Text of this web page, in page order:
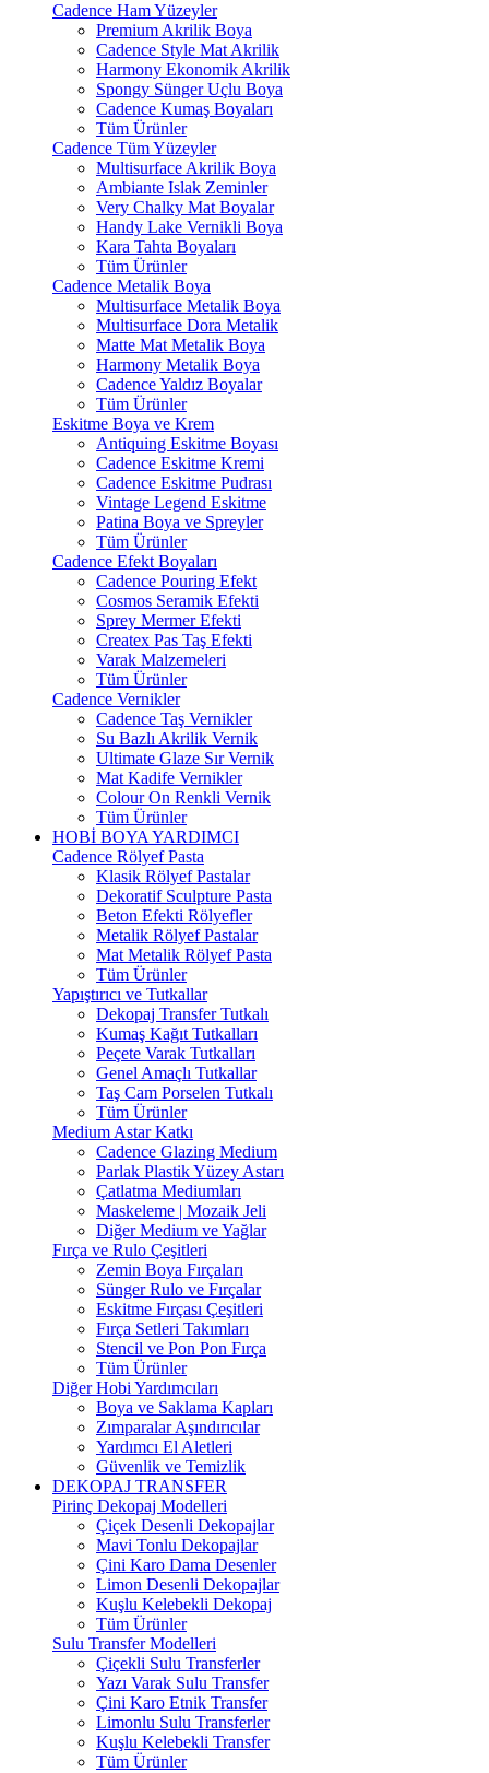
Cadence Ham Yüzeyler
Premium Akrilik Boya
Cadence Style Mat Akrilik
Harmony Ekonomik Akrilik
Spongy Sünger Uçlu Boya
Cadence Kumaş Boyaları
Tüm Ürünler
Cadence Tüm Yüzeyler
Multisurface Akrilik Boya
Ambiante Islak Zeminler
Very Chalky Mat Boyalar
Handy Lake Vernikli Boya
Kara Tahta Boyaları
Tüm Ürünler
Cadence Metalik Boya
Multisurface Metalik Boya
Multisurface Dora Metalik
Matte Mat Metalik Boya
Harmony Metalik Boya
Cadence Yaldız Boyalar
Tüm Ürünler
Eskitme Boya ve Krem
Antiquing Eskitme Boyası
Cadence Eskitme Kremi
Cadence Eskitme Pudrası
Vintage Legend Eskitme
Patina Boya ve Spreyler
Tüm Ürünler
Cadence Efekt Boyaları
Cadence Pouring Efekt
Cosmos Seramik Efekti
Sprey Mermer Efekti
Createx Pas Taş Efekti
Varak Malzemeleri
Tüm Ürünler
Cadence Vernikler
Cadence Taş Vernikler
Su Bazlı Akrilik Vernik
Ultimate Glaze Sır Vernik
Mat Kadife Vernikler
Colour On Renkli Vernik
Tüm Ürünler
HOBİ BOYA YARDIMCI
Cadence Rölyef Pasta
Klasik Rölyef Pastalar
Dekoratif Sculpture Pasta
Beton Efekti Rölyefler
Metalik Rölyef Pastalar
Mat Metalik Rölyef Pasta
Tüm Ürünler
Yapıştırıcı ve Tutkallar
Dekopaj Transfer Tutkalı
Kumaş Kağıt Tutkalları
Peçete Varak Tutkalları
Genel Amaçlı Tutkallar
Taş Cam Porselen Tutkalı
Tüm Ürünler
Medium Astar Katkı
Cadence Glazing Medium
Parlak Plastik Yüzey Astarı
Çatlatma Mediumları
Maskeleme | Mozaik Jeli
Diğer Medium ve Yağlar
Fırça ve Rulo Çeşitleri
Zemin Boya Fırçaları
Sünger Rulo ve Fırçalar
Eskitme Fırçası Çeşitleri
Fırça Setleri Takımları
Stencil ve Pon Pon Fırça
Tüm Ürünler
Diğer Hobi Yardımcıları
Boya ve Saklama Kapları
Zımparalar Aşındırıcılar
Yardımcı El Aletleri
Güvenlik ve Temizlik
DEKOPAJ TRANSFER
Pirinç Dekopaj Modelleri
Çiçek Desenli Dekopajlar
Mavi Tonlu Dekopajlar
Çini Karo Dama Desenler
Limon Desenli Dekopajlar
Kuşlu Kelebekli Dekopaj
Tüm Ürünler
Sulu Transfer Modelleri
Çiçekli Sulu Transferler
Yazı Varak Sulu Transfer
Çini Karo Etnik Transfer
Limonlu Sulu Transferler
Kuşlu Kelebekli Transfer
Tüm Ürünler